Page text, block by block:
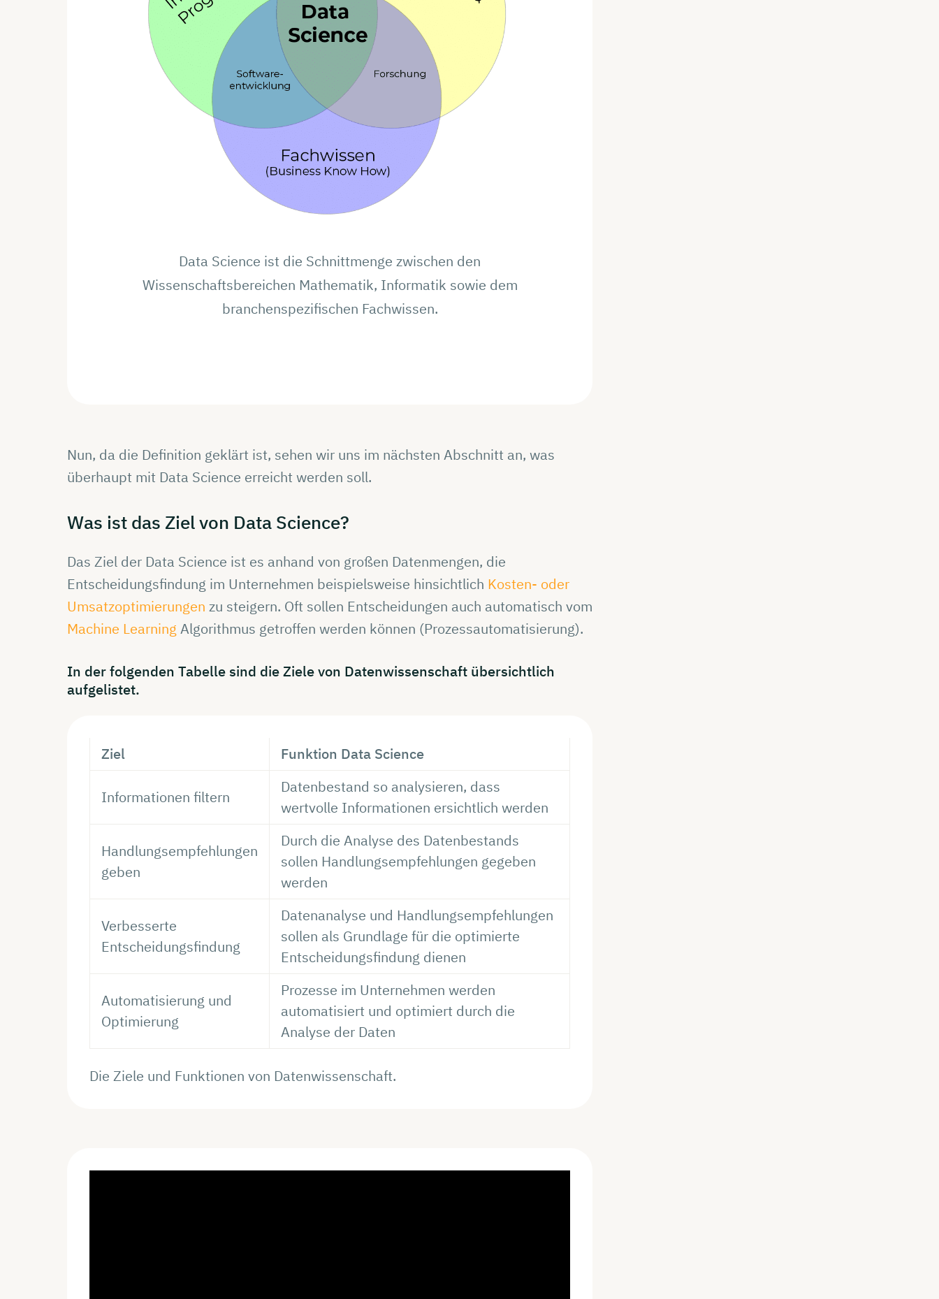
Data Science ist die Schnittmenge zwischen den
Wissenschaftsbereichen Mathematik, Informatik sowie dem
branchenspezifischen Fachwissen.
Nun, da die Definition geklärt ist, sehen wir uns im nächsten Abschnitt an, was
überhaupt mit Data Science erreicht werden soll.
Was ist das Ziel von Data Science?
Das Ziel der Data Science ist es anhand von großen Datenmengen, die
Entscheidungsfindung im Unternehmen beispielsweise hinsichtlich Kosten- oder
Umsatzoptimierungen zu steigern. Oft sollen Entscheidungen auch automatisch vom
Machine Learning Algorithmus getroffen werden können (Prozessautomatisierung).
In derfolgenden Tabellesind die Ziele von Datenwissenschaft übersichtlich
aufgelistet.
Ziel Funktion Data Science
Informationen filtern
Datenbestand so analysieren, dass
wertvolle Informationen ersichtlich werden
Handlungsempfehlungen
geben
Durch die Analyse des Datenbestands
sollen Handlungsempfehlungen gegeben
werden
Verbesserte
Entscheidungsfindung
Datenanalyse und Handlungsempfehlungen
sollen als Grundlage für die optimierte
Entscheidungsfindung dienen
Automatisierung und
Optimierung
Prozesse im Unternehmen werden
automatisiert und optimiert durch die
Analyse der Daten
Die Ziele und Funktionen von Datenwissenschaft.